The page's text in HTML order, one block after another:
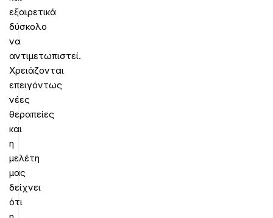
εξαιρετικά
δύσκολο
να
αντιμετωπιστεί.
Χρειάζονται
επειγόντως
νέες
θεραπείες
και
η
μελέτη
μας
δείχνει
ότι